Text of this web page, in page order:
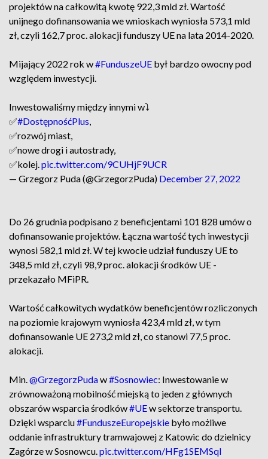
projektów na całkowitą kwotę 922,3 mld zł. Wartość
unijnego dofinansowania we wnioskach wyniosła 573,1 mld
zł, czyli 162,7 proc. alokacji funduszy UE na lata 2014-2020.
Mijający 2022 rok w#FunduszeUE był bardzo owocny pod
względem inwestycji.
Inwestowaliśmy między innymi w⤵️
✅️#DostępnośćPlus,
✅️rozwój miast,
✅️nowe drogi i autostrady,
✅️kolej.pic.twitter.com/9CUHjF9UCR
— Grzegorz Puda (@GrzegorzPuda) December 27, 2022
Do 26 grudnia podpisano z beneficjentami 101 828 umów o
dofinansowanie projektów. Łączna wartość tych inwestycji
wynosi 582,1 mld zł. W tej kwocie udział funduszy UE to
348,5 mld zł, czyli 98,9 proc. alokacji środków UE -
przekazało MFiPR.
Wartość całkowitych wydatków beneficjentów rozliczonych
na poziomie krajowym wyniosła 423,4 mld zł, w tym
dofinansowanie UE 273,2 mld zł, co stanowi 77,5 proc.
alokacji.
Min.@GrzegorzPudaw#Sosnowiec: Inwestowanie w
zrównoważoną mobilność miejską to jeden z głównych
obszarów wsparcia środków#UEw sektorze transportu.
Dzięki wsparciu#FunduszeEuropejskie było możliwe
oddanie infrastruktury tramwajowej z Katowic do dzielnicy
Zagórze w Sosnowcu.pic.twitter.com/HFg1SEMSqI